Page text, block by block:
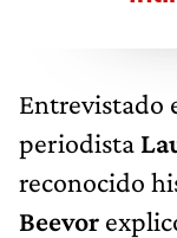
Entrevistado
periodista
reconocido
Beevor